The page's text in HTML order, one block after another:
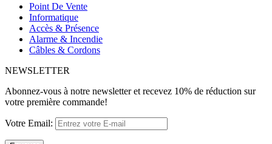
Point De Vente
Informatique
Accès & Présence
Alarme & Incendie
Câbles & Cordons
NEWSLETTER
Abonnez-vous à notre newsletter et recevez 10% de réduction sur
votre première commande!
Votre Email: